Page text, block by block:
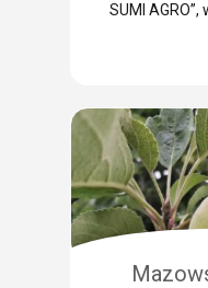
SUMI
uzyskać
trwa od 1
prosty
jesiennych
pakiet i
promocji jest
Wystarczy